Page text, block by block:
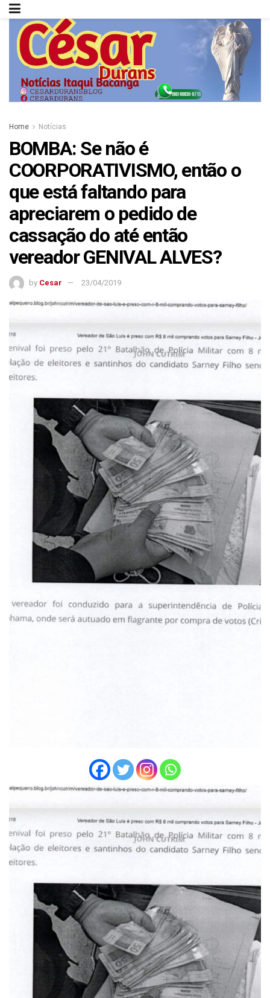
Home Notícias
BOMBA: Se não é
COORPORATIVISMO, então o
que está faltando para
apreciarem o pedido de
cassação do até então
vereador GENIVAL ALVES?
by Cesar 23/04/2019